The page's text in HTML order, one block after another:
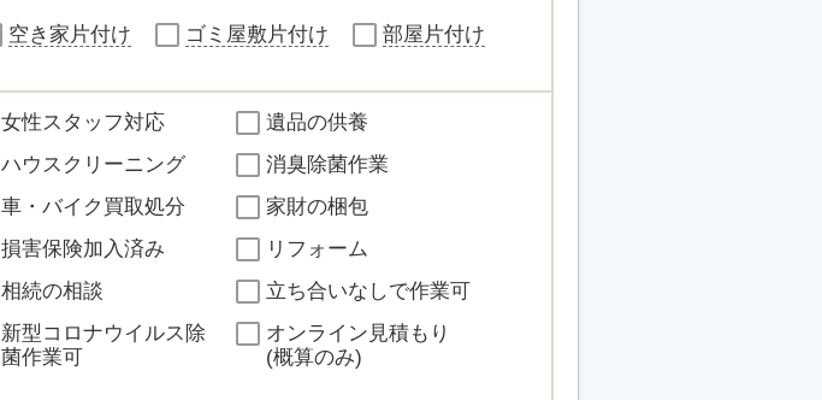
空き家片付け ゴミ屋敷片付け 部屋片付け
女性スタッフ対応
遺品の供養
ハウスクリーニング
消臭除菌作業
車・バイク買取処分
家財の梱包
損害保険加入済み
リフォーム
相続の相談
立ち合いなしで作業可
新型コロナウイルス除
菌作業可
オンライン見積もり
(概算のみ)